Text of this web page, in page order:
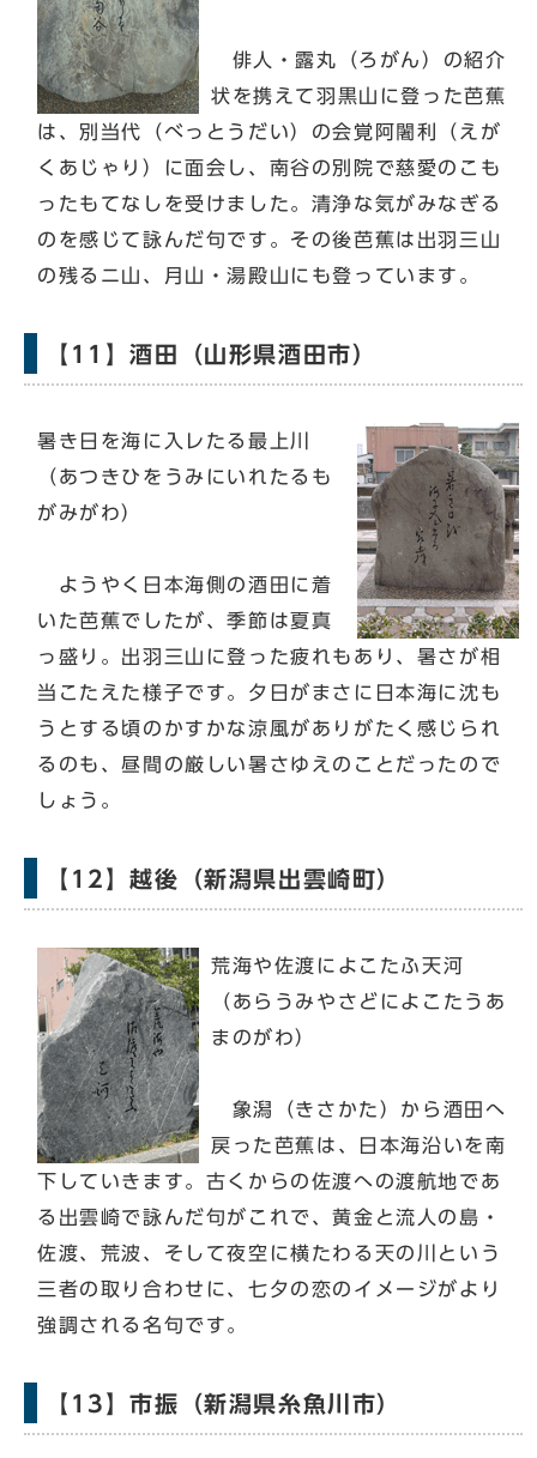
俳人・露丸（ろがん）の紹介
状を携えて羽黒山に登った芭蕉
は、別当代（べっとうだい）の会覚阿闍利（えが
くあじゃり）に面会し、南谷の別院で慈愛のこも
ったもてなしを受けました。清浄な気がみなぎる
のを感じて詠んだ句です。その後芭蕉は出羽三山
の残るニ山、月山・湯殿山にも登っています。
【11】酒田（山形県酒田市）
暑き日を海に入レたる最上川
（あつきひをうみにいれたるも
がみがわ）
ようやく日本海側の酒田に着
いた芭蕉でしたが、季節は夏真
っ盛り。出羽三山に登った疲れもあり、暑さが相
当こたえた様子です。夕日がまさに日本海に沈も
うとする頃のかすかな涼風がありがたく感じられ
るのも、昼間の厳しい暑さゆえのことだったので
しょう。
【12】越後（新潟県出雲崎町）
荒海や佐渡によこたふ天河
（あらうみやさどによこたうあ
まのがわ）
象潟（きさかた）から酒田へ
戻った芭蕉は、日本海沿いを南
下していきます。古くからの佐渡への渡航地であ
る出雲崎で詠んだ句がこれで、黄金と流人の島・
佐渡、荒波、そして夜空に横たわる天の川という
三者の取り合わせに、七夕の恋のイメージがより
強調される名句です。
【13】市振（新潟県糸魚川市）